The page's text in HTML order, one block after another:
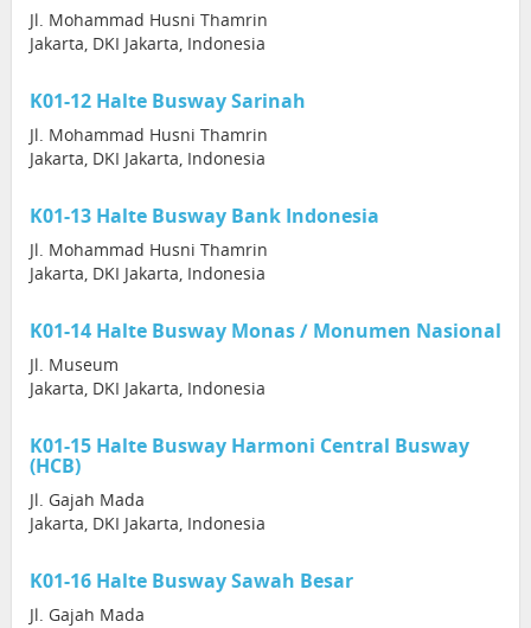
Jl. Mohammad Husni Thamrin
Jakarta, DKI Jakarta, Indonesia
K01-12 Halte Busway Sarinah
Jl. Mohammad Husni Thamrin
Jakarta, DKI Jakarta, Indonesia
K01-13 Halte Busway Bank Indonesia
Jl. Mohammad Husni Thamrin
Jakarta, DKI Jakarta, Indonesia
K01-14 Halte Busway Monas / Monumen Nasional
Jl. Museum
Jakarta, DKI Jakarta, Indonesia
K01-15 Halte Busway Harmoni Central Busway
(HCB)
Jl. Gajah Mada
Jakarta, DKI Jakarta, Indonesia
K01-16 Halte Busway Sawah Besar
Jl. Gajah Mada